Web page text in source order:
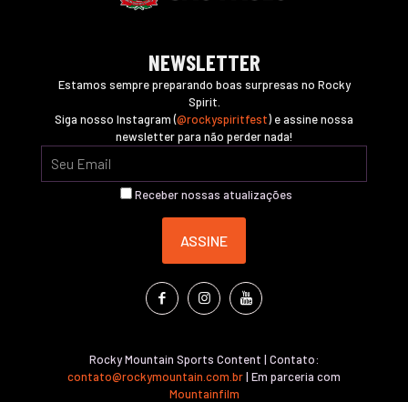
NEWSLETTER
Estamos sempre preparando boas surpresas no Rocky
Spirit.
Siga nosso Instagram (@rockyspiritfest) e assine nossa
newsletter para não perder nada!
Receber nossas atualizações
Rocky Mountain Sports Content | Contato:
contato@rockymountain.com.br| Em parceria com
Mountainfilm